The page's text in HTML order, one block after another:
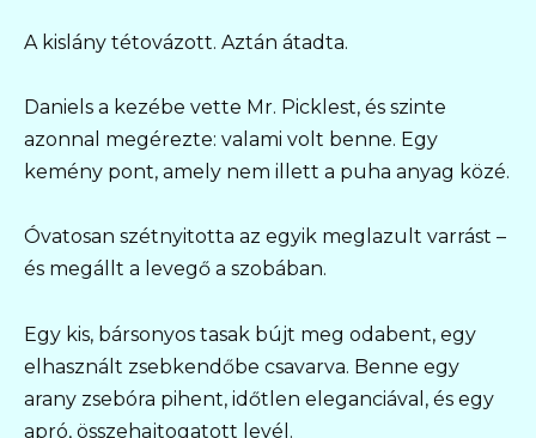
A kislány tétovázott. Aztán átadta.
Daniels a kezébe vette Mr. Picklest, és szinte
azonnal megérezte: valami volt benne. Egy
kemény pont, amely nem illett a puha anyag közé.
Óvatosan szétnyitotta az egyik meglazult varrást –
és megállt a levegő a szobában.
Egy kis, bársonyos tasak bújt meg odabent, egy
elhasznált zsebkendőbe csavarva. Benne egy
arany zsebóra pihent, időtlen eleganciával, és egy
apró, összehajtogatott levél.